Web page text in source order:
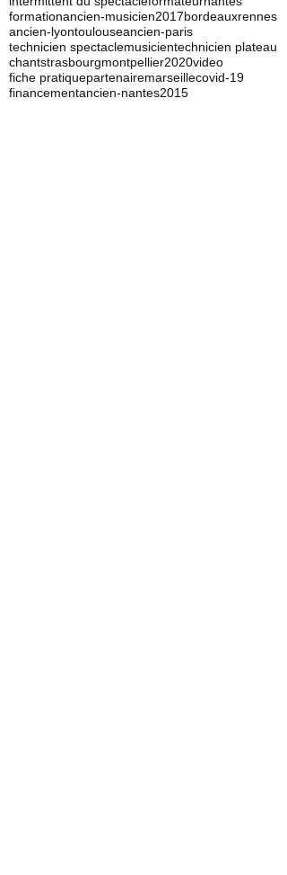
vie professionnelleinsertionanciens élèves
concert2016techniques du son cfpmparislyon
intermittent du spectacleformateur
formationancien-musicien2017bordeauxrennes
ancien-lyontoulouseancien-paris
technicien spectaclemusicientechnicien plateau
chantstrasbourgmontpellier2020